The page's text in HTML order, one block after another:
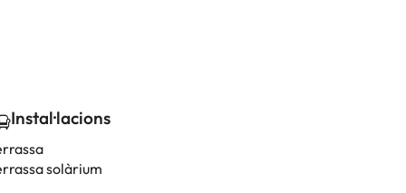
Instal·lacions
solàrium